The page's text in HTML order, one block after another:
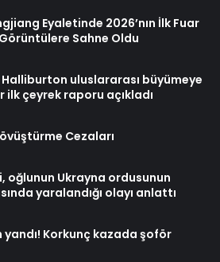
Eyaletinde 2026’nın İlk Fuar
Sahne Oldu
uluslararası büyümeye
çeyrek raporu açıkladı
Cezaları
oğlunun Ukrayna ordusunun
yaralandığı olayı anlattı
yandı! Korkunç kazada şoför